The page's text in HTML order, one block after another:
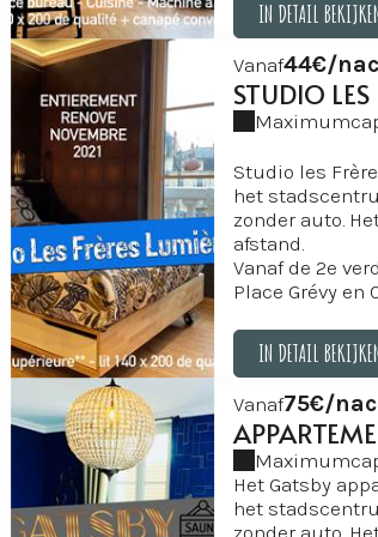
IN DETAIL
IN DETAIL BEKIJKEN
Vanaf44€/
STUDIO LES
Studio les
het
zonder auto.
afstand.
Vanaf de 2e
Place Grévy en
gerenoveerd
badkamer,
Klein maar
aansluitingen
glasvezel-WiFi,
YOUTUBE,
apparaat,
De decoratie
knipoog naar
IN DETAIL
IN DETAIL
Vanaf75€/
Het Gatsby
het
zonder auto.